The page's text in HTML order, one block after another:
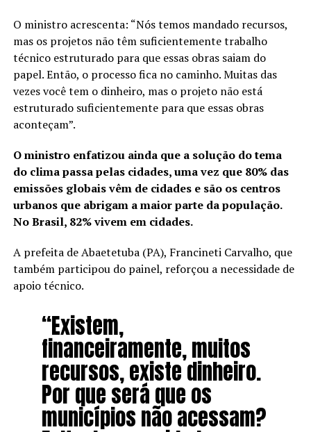
O ministro acrescenta: “Nós temos mandado recursos,
mas os projetos não têm suficientemente trabalho
técnico estruturado para que essas obras saiam do
papel. Então, o processo fica no caminho. Muitas das
vezes você tem o dinheiro, mas o projeto não está
estruturado suficientemente para que essas obras
aconteçam”.
O ministro enfatizou ainda que a solução do tema
do clima passa pelas cidades, uma vez que 80% das
emissões globais vêm de cidades e são os centros
urbanos que abrigam a maior parte da população.
No Brasil, 82% vivem em cidades.
A prefeita de Abaetetuba (PA), Francineti Carvalho, que
também participou do painel, reforçou a necessidade de
apoio técnico.
“Existem,
financeiramente, muitos
recursos, existe dinheiro.
Por que será que os
municípios não acessam?